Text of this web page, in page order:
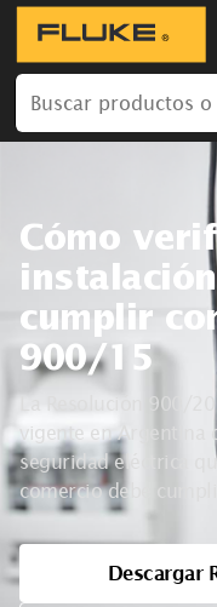
Cómo
cumplir
900/15
La Resolución 900/
vigente en Argentina
seguridad eléctrica
comercio debe
Descargar